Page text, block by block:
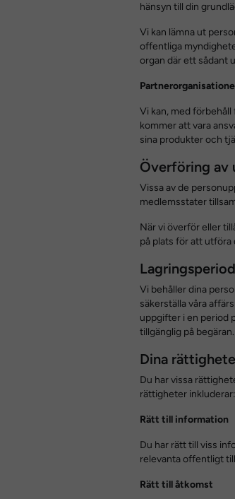
hänsyn till din
Vi kan lämna ut
offentliga
organ där ett sådant
Vi kan, med
kommer att vara
sina produkter och
Överföring
Vissa av de
medlemsstater
När vi överför eller
på plats för att
Vi behåller dina
säkerställa våra
uppgifter i en period
tillgänglig på begäran.
Dina
Du har vissa
rättigheter inkluderar:
Rätt till information
Du har rätt till viss
relevanta offentligt
Rätt till åtkomst